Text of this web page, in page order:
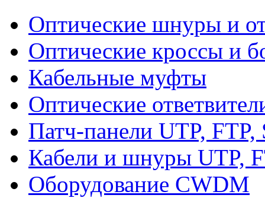
Оптические шнуры и
Оптические кроссы и
Кабельные муфты
Оптические
Патч-панели UTP, FTP,
Кабели и шнуры UTP,
Оборудование CWDM